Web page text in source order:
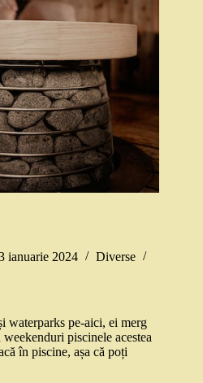
ianuarie 2024
Diverse
waterparks pe-aici, ei merg
piscinele acestea
în piscine, așa că poți